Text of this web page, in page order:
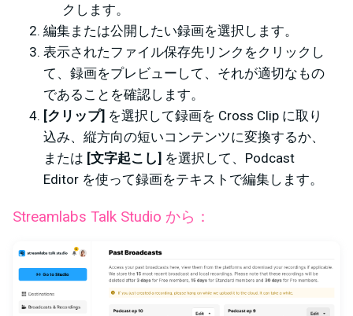
クします。
編集または公開したい録画を選択します。
表示されたファイル保存先リンクをクリックし
て、録画をプレビューして、それが適切なもの
であることを確認します。
[クリップ] を選択して録画を Cross Clip に取り
込み、縦方向の短いコンテンツに変換するか、
または [文字起こし] を選択して、Podcast
Editor を使って録画をテキストで編集します。
Streamlabs Talk Studio から：